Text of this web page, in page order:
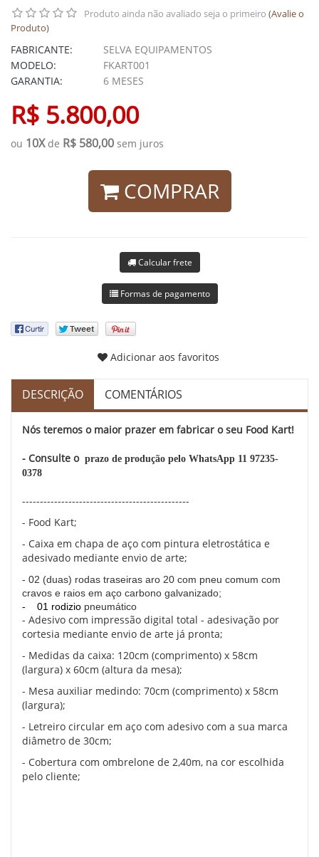
Produto ainda não avaliado seja o primeiro (Avalie o
Produto)
FABRICANTE:
SELVA EQUIPAMENTOS
MODELO:
FKART001
GARANTIA:
6 MESES
R$ 5.800,00
ou 10Xde R$ 580,00 sem juros
COMPRAR
Calcular frete
Formas de pagamento
Adicionar aos favoritos
DESCRIÇÃO COMENTÁRIOS
Nós teremos o maior prazer em fabricar o seu Food Kart!
- Consulte o prazo de produção pelo WhatsApp 11 97235-
0378
-----------------------------------------------
- Food Kart;
- Caixa em chapa de aço com pintura eletrostática e
adesivado mediante envio de arte;
- 02 (duas) rodas traseiras aro 20 com pneu comum com
cravos e raios em aço carbono galvanizado;
- 01 rodizio pneumático
- Adesivo com impressão digital total - adesivação por
cortesia mediante envio de arte já pronta;
- Medidas da caixa: 120cm (comprimento) x 58cm
(largura) x 60cm (altura da mesa);
- Mesa auxiliar medindo: 70cm (comprimento) x 58cm
(largura);
- Letreiro circular em aço com adesivo com a sua marca
diâmetro de 30cm;
- Cobertura com ombrelone de 2,40m, na cor escolhida
pelo cliente;